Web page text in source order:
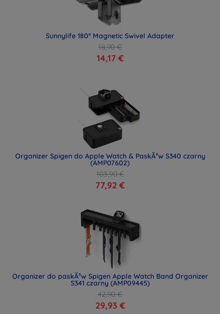
Sunnylife 180° Magnetic Swivel Adapter
18,90 €
14,17 €
Organizer Spigen do Apple Watch & PaskÃ³w S340 czarny
(AMP07602)
103,90 €
77,92 €
Organizer do paskÃ³w Spigen Apple Watch Band Organizer
S341 czarny (AMP09445)
42,90 €
29,93 €